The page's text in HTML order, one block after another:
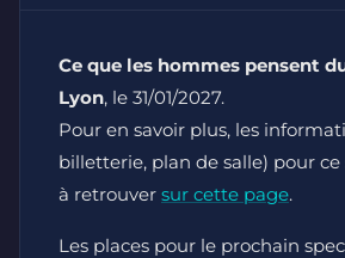
Ce que les hommes pensent
Lyon, le 31/01/2027.
Pour en savoir plus, les
billetterie, plan de salle) pour
à retrouver sur cette page.
Les places pour le prochain